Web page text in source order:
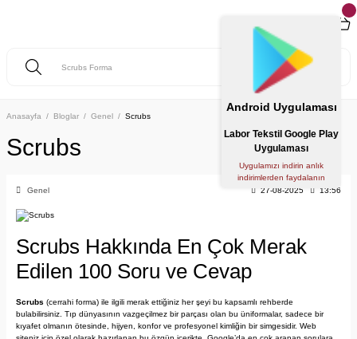
Anasayfa Bloglar Genel Scrubs
Scrubs
Genel 27-08-2025 13:56
Scrubs Hakkında En Çok Merak
Edilen 100 Soru ve Cevap
Scrubs (cerrahi forma) ile ilgili merak ettiğiniz her şeyi bu kapsamlı rehberde
bulabilirsiniz. Tıp dünyasının vazgeçilmez bir parçası olan bu üniformalar, sadece bir
kıyafet olmanın ötesinde, hijyen, konfor ve profesyonel kimliğin bir simgesidir. Web
Android Uygulaması
Labor Tekstil Google Play
Uygulaması
Uygulamızı indirin anlık
indirimlerden faydalanın